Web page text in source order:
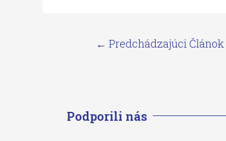
← Predchádzajúci Článok
Podporili nás